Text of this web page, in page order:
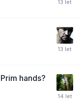
hands?